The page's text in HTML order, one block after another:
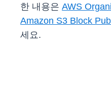
한 내용은 AWS
Amazon S3 Block
세요.